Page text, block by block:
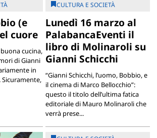
(e
cuore
cucina,
di Gianni
in
CULTURA E SOCIETÀ
Lunedì 16 marzo al
PalabancaEventi il
libro di Molinaroli su
Gianni Schicchi
“Gianni Schicchi, l’uomo, Bobbio, e
il cinema di Marco Bellocchio”:
questo il titolo dell’ultima fatica
editoriale di Mauro Molinaroli che
verrà prese...